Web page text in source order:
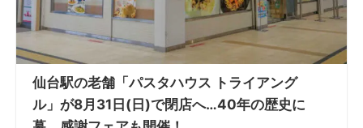
仙台駅の老舗「パスタハウス トライアング
ル」が8月31日(日)で閉店へ…40年の歴史に